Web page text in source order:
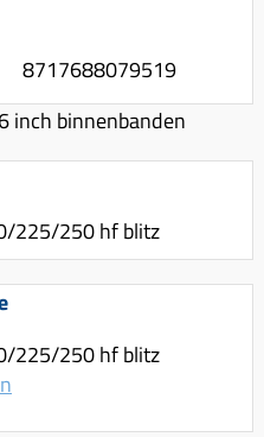
8717688079519
inch binnenbanden
225/250 hf blitz
225/250 hf blitz